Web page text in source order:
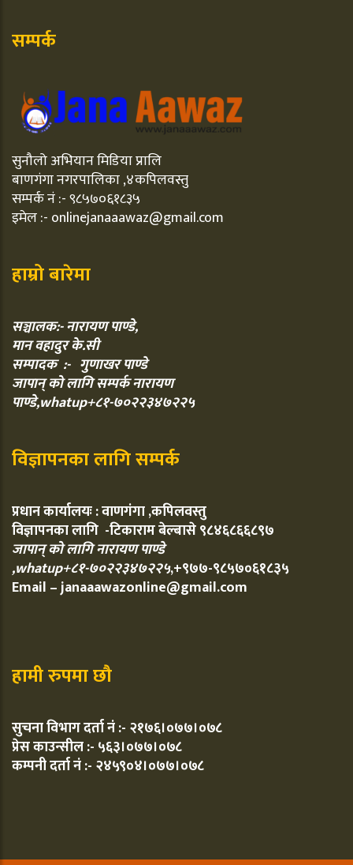
सम्पर्क
सुनौलो अभियान मिडिया प्रालि
बाणगंगा नगरपालिका ,४कपिलवस्तु
सम्पर्क नं :- ९८५७०६१८३५
इमेल :- onlinejanaaawaz@gmail.com
हाम्रो बारेमा
सञ्चालक:- नारायण पाण्डे,
मान वहादुर के.सी
सम्पादक :- गुणाखर पाण्डे
जापान् को लागि सम्पर्क नारायण
पाण्डे,whatup+८१-७०२२३४७२२५
विज्ञापनका लागि सम्पर्क
प्रधान कार्यालयः : वाणगंगा ,कपिलवस्तु
विज्ञापनका लागि -टिकाराम बेल्बासे ९८४६८६६८९७
जापान् को लागि नारायण पाण्डे
,whatup+८१-७०२२३४७२२५,+९७७-९८५७०६१८३५
Email – janaaawazonline@gmail.com
हामी रुपमा छौ
सुचना विभाग दर्ता नं :- २१७६।०७७।०७८
प्रेस काउन्सील :- ५६३।०७७।०७८
कम्पनी दर्ता नं :- २४५९०४।०७७।०७८